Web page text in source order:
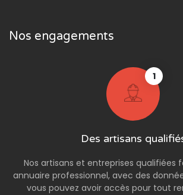
Nos engagements
1
Des artisans
Nos artisans et entreprises qualifiées
annuaire professionnel, avec des
vous pouvez avoir accès pour tout